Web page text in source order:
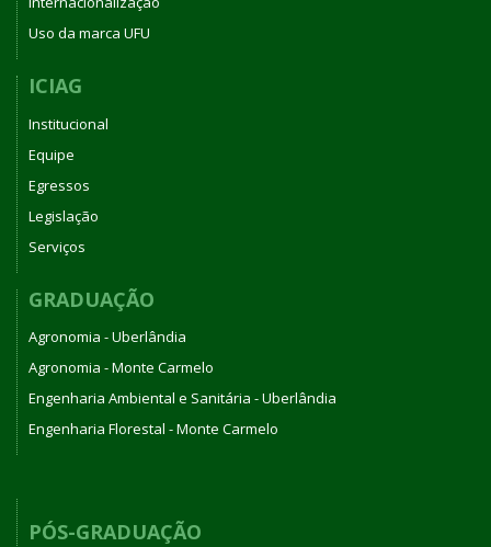
Uso da marca UFU
ICIAG
Institucional
Equipe
Egressos
Legislação
Serviços
GRADUAÇÃO
Agronomia - Uberlândia
Agronomia - Monte Carmelo
Engenharia Ambiental e Sanitária - Uberlândia
Engenharia Florestal - Monte Carmelo
PÓS-GRADUAÇÃO